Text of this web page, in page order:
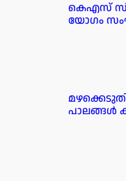
കെഎസ്
യോഗം
പാലങ്ങൾ